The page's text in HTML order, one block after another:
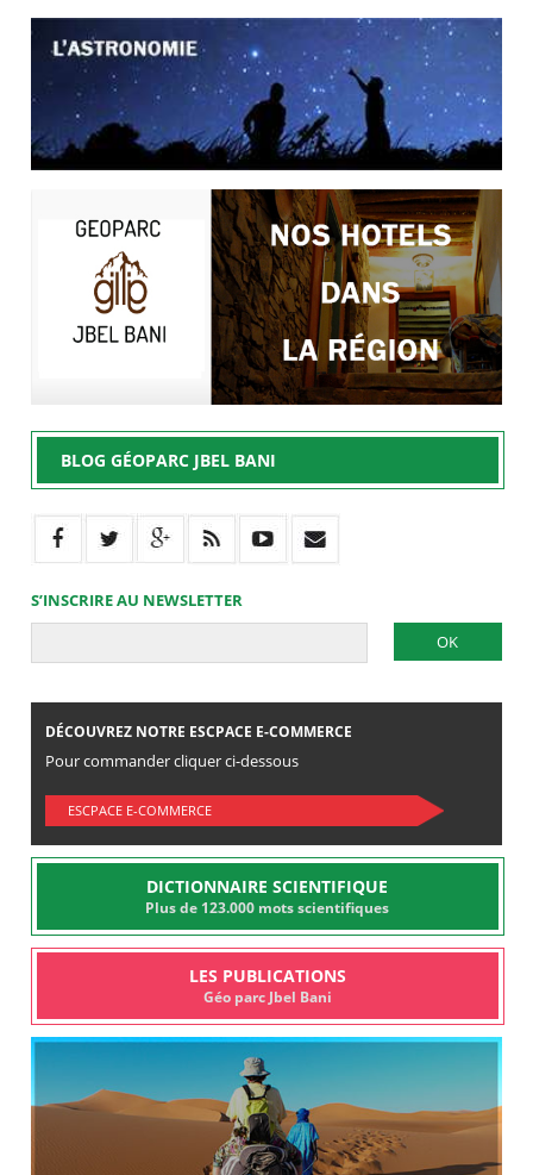
BLOG GÉOPARC JBEL BANI
S’INSCRIRE AU NEWSLETTER
DÉCOUVREZ NOTRE ESCPACE E-COMMERCE
Pour commander cliquer ci-dessous
ESCPACE E-COMMERCE
DICTIONNAIRE SCIENTIFIQUE
Plus de 123.000 mots scientifiques
LES PUBLICATIONS
Géo parc Jbel Bani